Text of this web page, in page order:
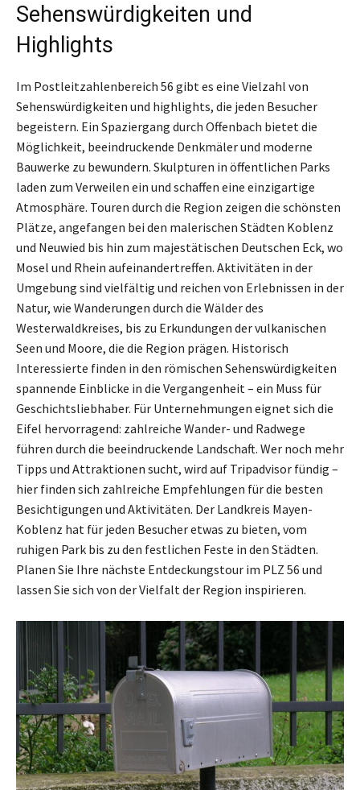
Sehenswürdigkeiten und
Highlights
Im Postleitzahlenbereich 56 gibt es eine Vielzahl von
Sehenswürdigkeiten und highlights, die jeden Besucher
begeistern. Ein Spaziergang durch Offenbach bietet die
Möglichkeit, beeindruckende Denkmäler und moderne
Bauwerke zu bewundern. Skulpturen in öffentlichen Parks
laden zum Verweilen ein und schaffen eine einzigartige
Atmosphäre. Touren durch die Region zeigen die schönsten
Plätze, angefangen bei den malerischen Städten Koblenz
und Neuwied bis hin zum majestätischen Deutschen Eck, wo
Mosel und Rhein aufeinandertreffen. Aktivitäten in der
Umgebung sind vielfältig und reichen von Erlebnissen in der
Natur, wie Wanderungen durch die Wälder des
Westerwaldkreises, bis zu Erkundungen der vulkanischen
Seen und Moore, die die Region prägen. Historisch
Interessierte finden in den römischen Sehenswürdigkeiten
spannende Einblicke in die Vergangenheit – ein Muss für
Geschichtsliebhaber. Für Unternehmungen eignet sich die
Eifel hervorragend: zahlreiche Wander- und Radwege
führen durch die beeindruckende Landschaft. Wer noch mehr
Tipps und Attraktionen sucht, wird auf Tripadvisor fündig –
hier finden sich zahlreiche Empfehlungen für die besten
Besichtigungen und Aktivitäten. Der Landkreis Mayen-
Koblenz hat für jeden Besucher etwas zu bieten, vom
ruhigen Park bis zu den festlichen Feste in den Städten.
Planen Sie Ihre nächste Entdeckungstour im PLZ 56 und
lassen Sie sich von der Vielfalt der Region inspirieren.